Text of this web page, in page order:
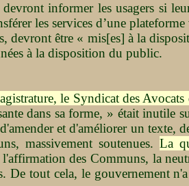
informer les usagers si
les services d’une plateforme
devront être « mis[es] à la
à la disposition du public.
le Syndicat des Avocats
dans sa forme, » était inutile
et d'améliorer un texte,
massivement soutenues. La
des Communs, la
De tout cela, le gouvernement